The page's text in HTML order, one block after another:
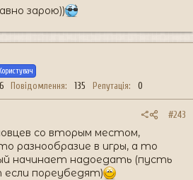
зарою))
Повідомлення 135 Репутація 0
#243
со вторым местом,
разнообразие в игры, а то
начинает надоедать (пусть
если пореубедят)